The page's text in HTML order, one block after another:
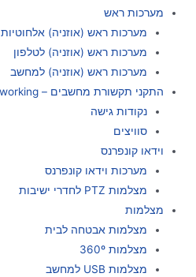
מערכות ראש
מערכות ראש (אוזניה) אלחוטיות
מערכות ראש (אוזניה) לטלפון
מערכות ראש (אוזניה) למחשב
התקני תקשורת מחשבים – Networking
נקודות גישה
סוויצים
וידאו קונפרנס
מערכות וידאו קונפרנס
מצלמות PTZ לחדרי ישיבות
מצלמות
מצלמות אבטחה לבית
מצלמות 360º
מצלמות USB למחשב